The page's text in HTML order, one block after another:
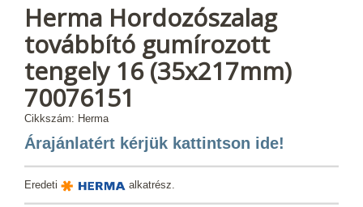
Herma Hordozószalag
továbbító gumírozott
tengely 16 (35x217mm)
70076151
Cikkszám: Herma
Árajánlatért kérjük kattintson ide!
Eredeti alkatrész.